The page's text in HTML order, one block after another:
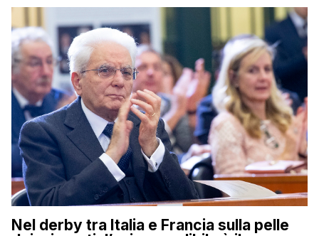
Nel derby tra Italia e Francia sulla pelle